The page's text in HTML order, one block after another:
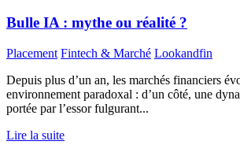
Bulle IA : mythe ou réalité ?
Placement Fintech & Marché Lookandfin
Depuis plus d’un an, les marchés financiers
environnement paradoxal : d’un côté, une
portée par l’essor fulgurant...
Lire la suite